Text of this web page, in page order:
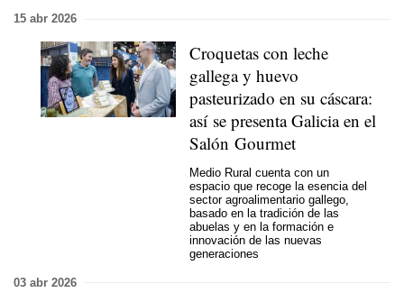
15 abr 2026
Croquetas con leche
gallega y huevo
pasteurizado en su cáscara:
así se presenta Galicia en el
Salón Gourmet
Medio Rural cuenta con un
espacio que recoge la esencia del
sector agroalimentario gallego,
basado en la tradición de las
abuelas y en la formación e
innovación de las nuevas
generaciones
03 abr 2026